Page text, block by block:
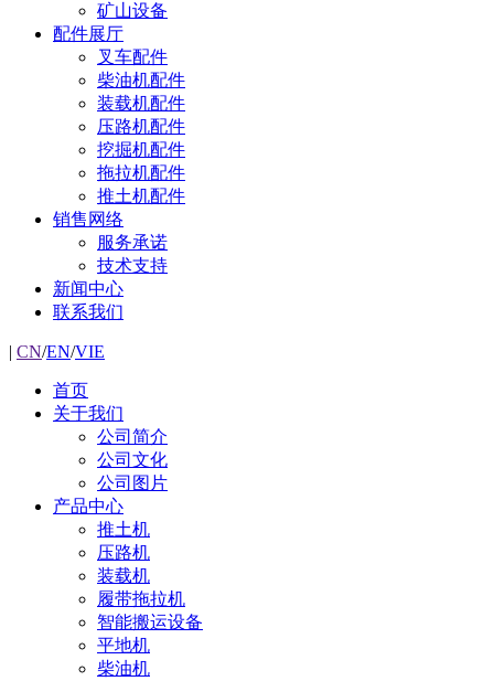
矿山设备
配件展厅
叉车配件
柴油机配件
装载机配件
压路机配件
挖掘机配件
拖拉机配件
推土机配件
销售网络
服务承诺
技术支持
新闻中心
联系我们
| CN/EN/VIE
首页
关于我们
公司简介
公司文化
公司图片
产品中心
推土机
压路机
装载机
履带拖拉机
智能搬运设备
平地机
柴油机